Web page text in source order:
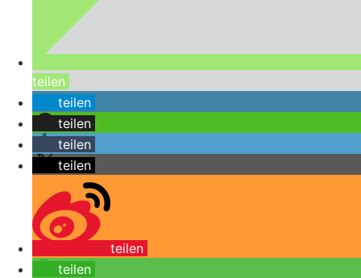
teilen
teilen
teilen
teilen
teilen
teilen
teilen